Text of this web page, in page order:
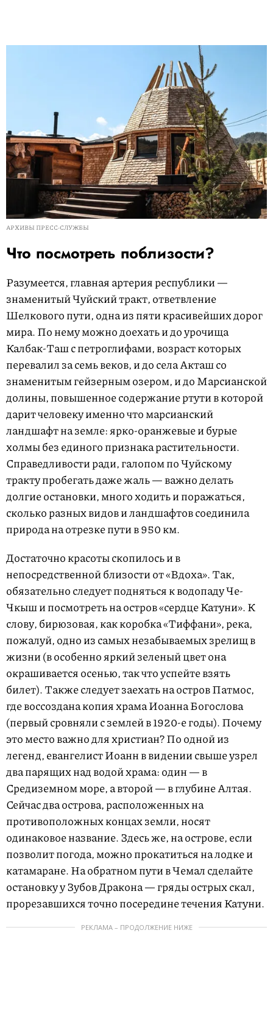
АРХИВЫ ПРЕСС-СЛУЖБЫ
Что посмотреть поблизости?
Разумеется, главная артерия республики —
знаменитый Чуйский тракт, ответвление
Шелкового пути, одна из пяти красивейших дорог
мира. По нему можно доехать и до урочища
Калбак-Таш с петроглифами, возраст которых
перевалил за семь веков, и до села Акташ со
знаменитым гейзерным озером, и до Марсианской
долины, повышенное содержание ртути в которой
дарит человеку именно что марсианский
ландшафт на земле: ярко-оранжевые и бурые
холмы без единого признака растительности.
Справедливости ради, галопом по Чуйскому
тракту пробегать даже жаль — важно делать
долгие остановки, много ходить и поражаться,
сколько разных видов и ландшафтов соединила
природа на отрезке пути в 950 км.
Достаточно красоты скопилось и в
непосредственной близости от «Вдоха». Так,
обязательно следует подняться к водопаду Че-
Чкыш и посмотреть на остров «сердце Катуни». К
слову, бирюзовая, как коробка «Тиффани», река,
пожалуй, одно из самых незабываемых зрелищ в
жизни (в особенно яркий зеленый цвет она
окрашивается осенью, так что успейте взять
билет). Также следует заехать на остров Патмос,
где воссоздана копия храма Иоанна Богослова
(первый сровняли с землей в 1920-е годы). Почему
это место важно для христиан? По одной из
легенд, евангелист Иоанн в видении свыше узрел
два парящих над водой храма: один — в
Средиземном море, а второй — в глубине Алтая.
Сейчас два острова, расположенных на
противоположных концах земли, носят
одинаковое название. Здесь же, на острове, если
позволит погода, можно прокатиться на лодке и
катамаране. На обратном пути в Чемал сделайте
остановку у Зубов Дракона — гряды острых скал,
прорезавшихся точно посередине течения Катуни.
РЕКЛАМА – ПРОДОЛЖЕНИЕ НИЖЕ